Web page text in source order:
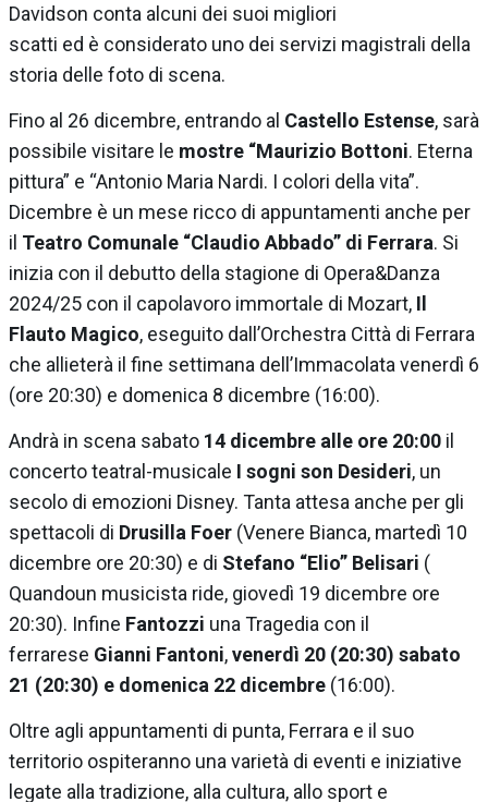
Davidson conta alcuni dei suoi migliori
scatti ed è considerato uno dei servizi magistrali della
storia delle foto di scena.
Fino al 26 dicembre, entrando al Castello Estense, sarà
possibile visitare le mostre “Maurizio Bottoni. Eterna
pittura” e “Antonio Maria Nardi. I colori della vita”.
Dicembre è un mese ricco di appuntamenti anche per
il Teatro Comunale “Claudio Abbado” di Ferrara. Si
inizia con il debutto della stagione di Opera&Danza
2024/25 con il capolavoro immortale di Mozart, Il
Flauto Magico, eseguito dall’Orchestra Città di Ferrara
che allieterà il fine settimana dell’Immacolata venerdì 6
(ore 20:30) e domenica 8 dicembre (16:00).
Andrà in scena sabato 14 dicembre alle ore 20:00 il
concerto teatral-musicale I sogni son Desideri, un
secolo di emozioni Disney. Tanta attesa anche per gli
spettacoli di Drusilla Foer (Venere Bianca, martedì 10
dicembre ore 20:30) e di Stefano “Elio” Belisari (
Quandoun musicista ride, giovedì 19 dicembre ore
20:30). Infine Fantozzi una Tragedia con il
ferrarese Gianni Fantoni,venerdì 20 (20:30) sabato
21 (20:30) e domenica 22 dicembre (16:00).
Oltre agli appuntamenti di punta, Ferrara e il suo
territorio ospiteranno una varietà di eventi e iniziative
legate alla tradizione, alla cultura, allo sport e